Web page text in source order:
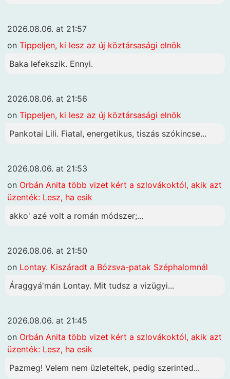
2026.08.06. at 21:57
on Tippeljen, ki lesz az új köztársasági elnök
Baka lefekszik. Ennyi.
2026.08.06. at 21:56
on Tippeljen, ki lesz az új köztársasági elnök
Pankotai Lili. Fiatal, energetikus, tiszás szókincse...
2026.08.06. at 21:53
on Orbán Anita több vizet kért a szlovákoktól, akik azt
üzenték: Lesz, ha esik
akko' azé volt a román módszer;...
2026.08.06. at 21:50
on Lontay. Kiszáradt a Bózsva-patak Széphalomnál
Áraggyá'mán Lontay. Mit tudsz a vizügyi...
2026.08.06. at 21:45
on Orbán Anita több vizet kért a szlovákoktól, akik azt
üzenték: Lesz, ha esik
Pazmeg! Velem nem üzleteltek, pedig szerinted...